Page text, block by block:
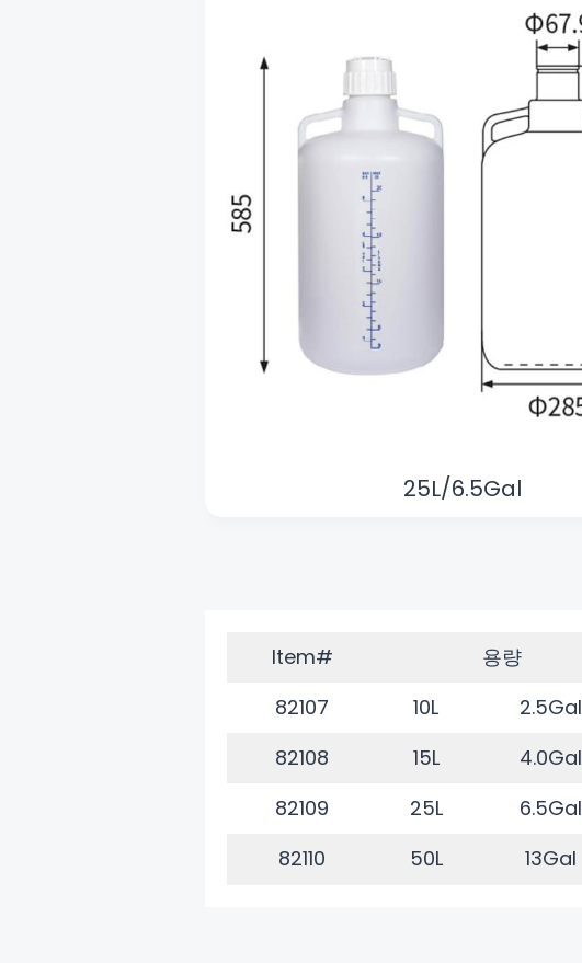
25L/6.5Gal
Item# 용량
82107
10L 2.5Gal
82108
15L 4.0Gal
82109
25L 6.5Gal
82110
50L 13Gal